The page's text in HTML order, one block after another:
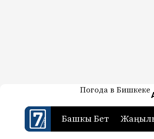
7-канал.
Жаңылыктар — Кыргызстан
Погода в Бишкеке
Башкы Бет